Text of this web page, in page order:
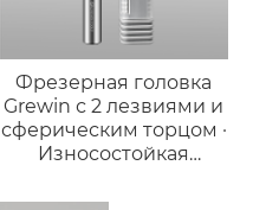
Фрезерная головка
Grewin с 2 лезвиями и
сферическим торцом ·
Износостойкая